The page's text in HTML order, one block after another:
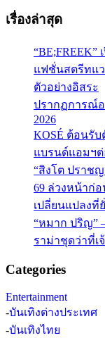
เรื่องล่าสุด
“BE;FREEK”
แฟชั่นสตรีทแว
ตัวอย่างอิสระ
ปรากฏการณ์อ
2026
KOSÉ ต้อนรั
แบรนด์แอมฯต่
“สิงโต ปราช
69 ล่วงหน้าก่
เปลี่ยนแปลงที่
“หมาก ปริญ”
ราม่าชุดว่าที่เ
Categories
Entertainment
-บันเทิงต่างประเทศ
-บันเทิงไทย